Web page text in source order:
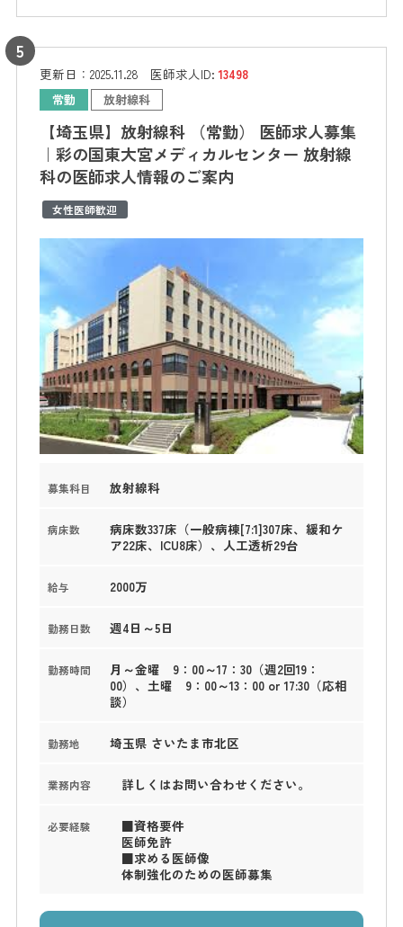
更新日： 2025.11.28 医師求人ID:13498
常勤 放射線科
【埼玉県】放射線科 （常勤） 医師求人募集
｜彩の国東大宮メディカルセンター 放射線
科の医師求人情報のご案内
女性医師歓迎
募集科目 放射線科
病床数
病床数337床（一般病棟[7:1]307床、緩和ケ
ア22床、ICU8床）、人工透析29台
給与 2000万
勤務日数 週4日～5日
勤務時間
月～金曜 9：00～17：30（週2回19：
00）、土曜 9：00～13：00 or 17:30（応相
談）
勤務地 埼玉県 さいたま市北区
業務内容 詳しくはお問い合わせください。
必要経験
■資格要件
医師免許
■求める医師像
体制強化のための医師募集